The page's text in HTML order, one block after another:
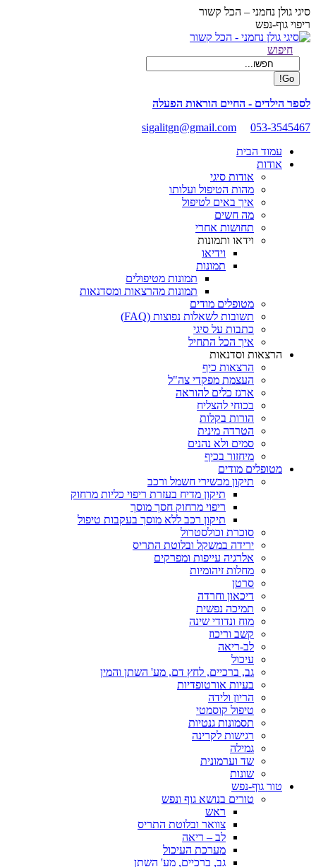
Skip
to
content
סיגי גולן נחמני – הכל קשור
ריפוי גוף-נפש
Facebook
opens
new
window
Search:
חיפוש
לספר הילדים - החיים הוראות הפעלה
sigalitgn@gmail.com
053-3545467
עמוד הבית
אודות
אודות סיגי
מהות הטיפול ועלותו
איך באים לטיפול
מה חשים
תחושות אחרי
וידאו ותמונות
וידיאו
תמונות
תמונות מטיפולים
תמונות מהרצאות ומסדנאות
מטופלים מודים
תשובות לשאלות נפוצות (FAQ)
כתבות על סיגי
איך הכל התחיל
הרצאות וסדנאות
הרצאות כיף
העצמת מפקדי צה"ל
ארגז כלים להוראה
בכוחי להצליח
הורות בקלות
הטרדה מינית
סמים ולא נהנים
מיחזור בכיף
מטופלים מודים
תיקון מכשירי חשמל ורכב
תיקון מדיח בעזרת ריפוי כליות מרחוק
ריפוי מרחוק חסך מוסך
תיקון רכב ללא מוסך בעקבות טיפול
סוכרת וכולסטרול
ירידה במשקל ובלוטת התריס
אלרגיה עייפות ומפרקים
מחלות זיהומיות
סרטן
דיכאון וחרדה
תמיכה נפשית
מוח ונדודי שינה
קשב וריכוז
לב-ריאה
עיכול
גב, ברכיים, לחץ דם, מע' השתן והמין
בעיות אורטופדיות
הריון ולידה
טיפול קוסמטי
תסמונות גנטיות
רגישות לקרינה
גמילה
שד וערמונית
שונות
טור גוף-נפש
טורים בנושא גוף ונפש
ראש
צוואר ובלוטת התריס
לב – ריאה
מערכת העיכול
גב, ברכיים, מע' השתן